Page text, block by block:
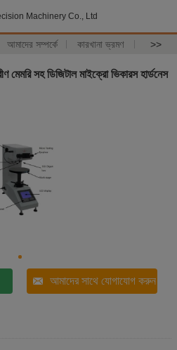
Machinery Co., Ltd
আমাদের সম্পর্কে কারখানা ভ্রমণ >>
সহ ডিজিটাল মাইক্রো ভিকারস হার্ডনেস
আমাদের সাথে যোগাযোগ করুন